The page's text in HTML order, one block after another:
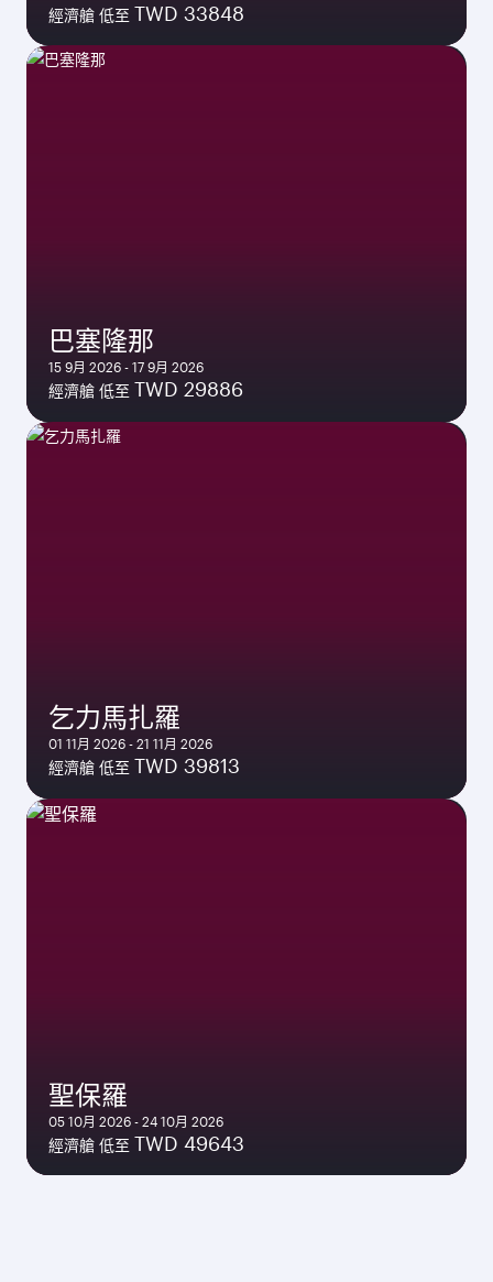
經濟艙 低至 TWD 33848
巴塞隆那
15 9月 2026 - 17 9月 2026
經濟艙 低至 TWD 29886
乞力馬扎羅
01 11月 2026 - 21 11月 2026
經濟艙 低至 TWD 39813
聖保羅
05 10月 2026 - 24 10月 2026
經濟艙 低至 TWD 49643